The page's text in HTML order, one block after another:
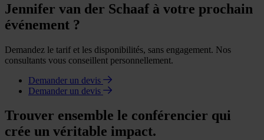
Jennifer van der Schaaf à votre prochain
événement ?
Demandez le tarif et les disponibilités, sans engagement. Nos
consultants vous conseillent personnellement.
Demander un devis
Demander un devis
Trouver ensemble le conférencier qui
crée un véritable impact.